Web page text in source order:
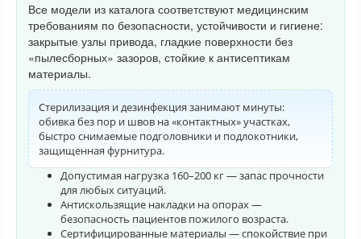
Все модели из каталога соответствуют медицинским
требованиям по безопасности, устойчивости и гигиене:
закрытые узлы привода, гладкие поверхности без
«пылесборных» зазоров, стойкие к антисептикам
материалы.
Стерилизация и дезинфекция занимают минуты:
обивка без пор и швов на «контактных» участках,
быстро снимаемые подголовники и подлокотники,
защищенная фурнитура.
Допустимая нагрузка 160–200 кг — запас прочности
для любых ситуаций.
Антискользящие накладки на опорах —
безопасность пациентов пожилого возраста.
Сертифицированные материалы — спокойствие при